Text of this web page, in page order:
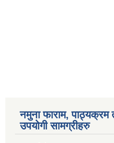
नमुना फाराम, पाठ्यक्रम
उपयोगी सामग्रीहरु